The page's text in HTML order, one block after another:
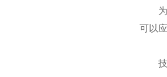
为了
可以
技